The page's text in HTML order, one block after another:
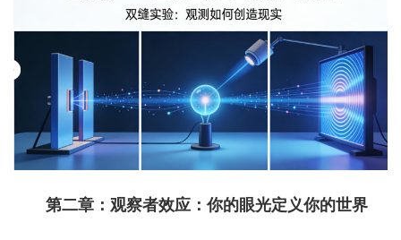
第二章：观察者效应：你的眼光定义你的世界